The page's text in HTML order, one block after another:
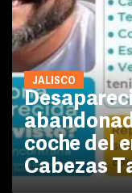
JALISCO
coche del
Cabezas